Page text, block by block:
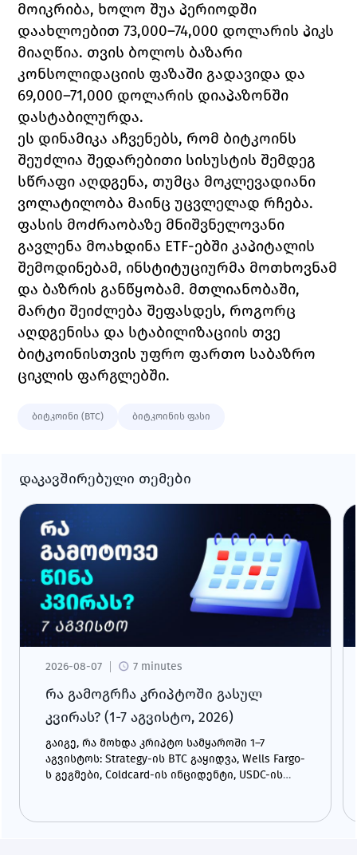
მოიკრიბა, ხოლო შუა პერიოდში
დაახლოებით 73,000–74,000 დოლარის პიკს
მიაღწია. თვის ბოლოს ბაზარი
კონსოლიდაციის ფაზაში გადავიდა და
69,000–71,000 დოლარის დიაპაზონში
დასტაბილურდა.
ეს დინამიკა აჩვენებს, რომ ბიტკოინს
შეუძლია შედარებითი სისუსტის შემდეგ
სწრაფი აღდგენა, თუმცა მოკლევადიანი
ვოლატილობა მაინც უცვლელად რჩება.
ფასის მოძრაობაზე მნიშვნელოვანი
გავლენა მოახდინა ETF-ებში კაპიტალის
შემოდინებამ, ინსტიტუციურმა მოთხოვნამ
და ბაზრის განწყობამ. მთლიანობაში,
მარტი შეიძლება შეფასდეს, როგორც
აღდგენისა და სტაბილიზაციის თვე
ბიტკოინისთვის უფრო ფართო საბაზრო
ციკლის ფარგლებში.
ბიტკოინი (BTC) ბიტკოინის ფასი
დაკავშირებული თემები
2026-08-07 7 minutes
რა გამოგრჩა კრიპტოში გასულ
კვირას? (1-7 აგვისტო, 2026)
გაიგე, რა მოხდა კრიპტო სამყაროში 1–7
აგვისტოს: Strategy-ის BTC გაყიდვა, Wells Fargo-
ს გეგმები, Coldcard-ის ინციდენტი, USDC-ის